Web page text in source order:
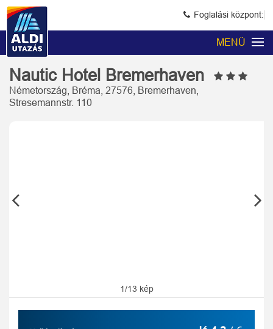
Foglalási központ:
MENÜ
Nautic Hotel Bremerhaven
Németország, Bréma, 27576, Bremerhaven,
Stresemannstr. 110
1/13 kép